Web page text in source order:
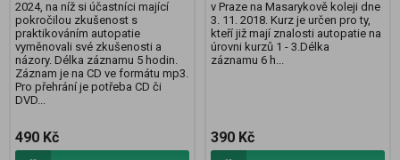
2024, na níž si účastníci mající
pokročilou zkušenost s
praktikováním autopatie
vyměnovali své zkušenosti a
názory. Délka záznamu 5 hodin.
Záznam je na CD ve formátu mp3.
Pro přehrání je potřeba CD či
DVD...
490 Kč
v Praze na Masarykově koleji dne
3. 11. 2018. Kurz je určen pro ty,
kteří již mají znalosti autopatie na
úrovni kurzů 1 - 3.Délka
záznamu 6 h...
390 Kč